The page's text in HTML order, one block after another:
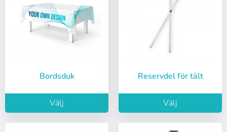
Lösenord:Português
Français
Deutsch
Italiano
Denmark
Finnish
Slovenčina (Slovak)
Norway
Bordsduk
Välj
Reservdel för tält
Välj
Espere, por favor